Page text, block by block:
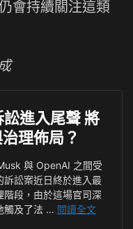
會持續關注這類